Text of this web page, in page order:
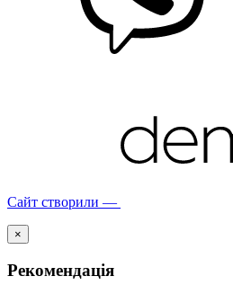
Сайт створили —
×
Рекомендація